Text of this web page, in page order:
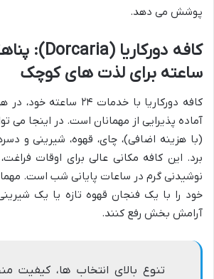
پوشش می دهد.
ساعته برای لذت های کوچک
کافه دورکاریا با خدمات ۲۴
آماده پذیرایی از مهمانان است. در اینجا می
(با هزینه اضافی)، چای، قهوه، شیرینی و
برد. این کافه مکانی عالی برای اوقات
نوشیدنی گرم در ساعات پایانی شب است.
خود را با یک فنجان قهوه تازه یا یک
آرامش بخش رفع کنند.
تنوع بالای انتخاب ها، کیفیت